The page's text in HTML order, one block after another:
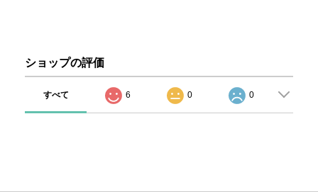
ショップの評価
すべて 6 0 0